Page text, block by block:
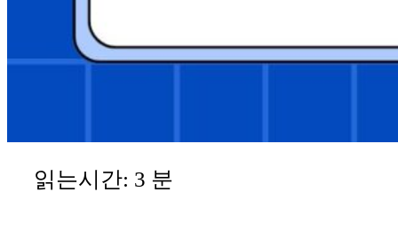
읽는시간: 3 분